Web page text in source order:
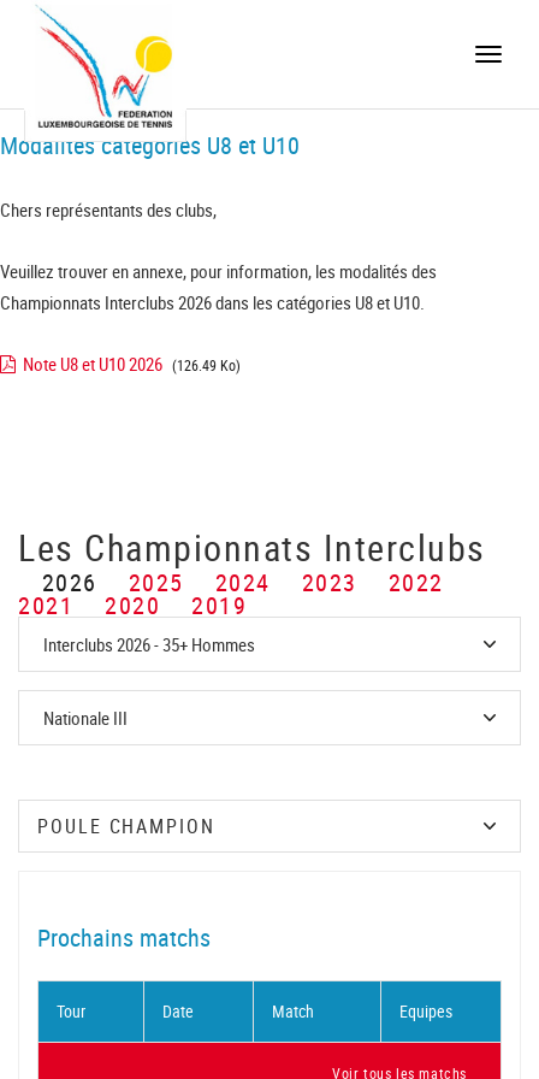
Toggle
Modalités catégories U8 et U10
Chers représentants des clubs,
Veuillez trouver en annexe, pour information, les modalités des
Championnats Interclubs 2026 dans les catégories U8 et U10.
Note U8 et U10 2026 (126.49 Ko)
Les Championnats Interclubs
2026 2025 2024 2023 2022
2021 2020 2019
Prochains matchs
Tour Date Match Equipes
Voir tous les matchs